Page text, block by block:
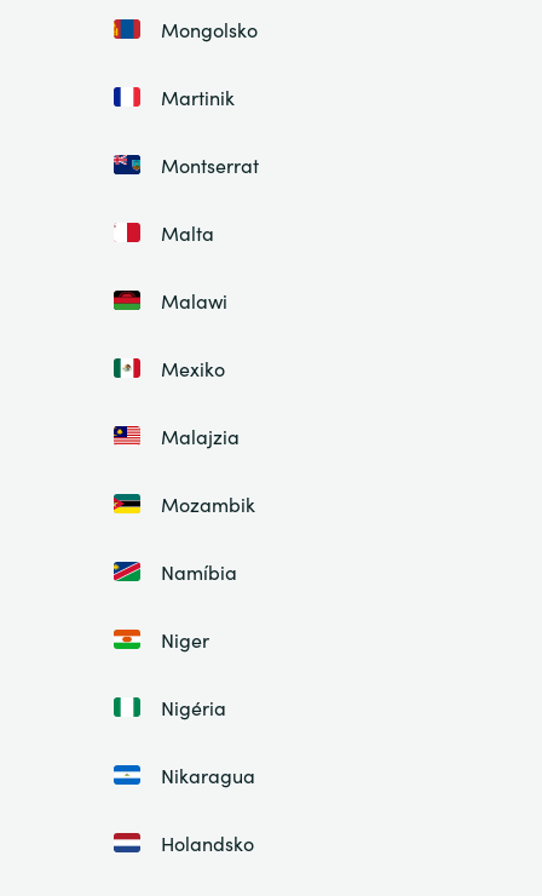
Mongolsko
Martinik
Montserrat
Malta
Malawi
Mexiko
Malajzia
Mozambik
Namíbia
Niger
Nigéria
Nikaragua
Holandsko